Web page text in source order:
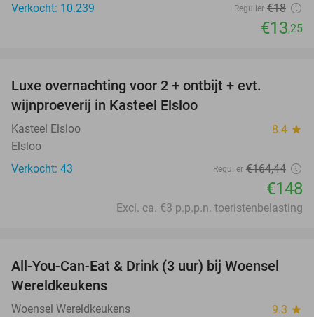
Verkocht: 10.239
Regulier €18
€13,25
Luxe overnachting voor 2 + ontbijt + evt.
wijnproeverij in Kasteel Elsloo
Kasteel Elsloo 8.4 star
Elsloo
Verkocht: 43
Regulier €164,44
€148
Excl. ca. €3 p.p.p.n. toeristenbelasting
15%
All-You-Can-Eat & Drink (3 uur) bij Woensel
Wereldkeukens
Woensel Wereldkeukens 9.3 star